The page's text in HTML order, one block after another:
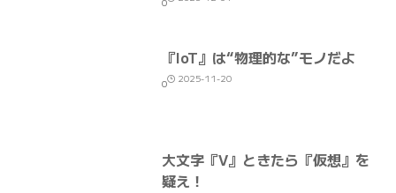
『IoT』は“物理的な”モノだよ
0 2025-11-20
大文字『V』ときたら『仮想』を
疑え！